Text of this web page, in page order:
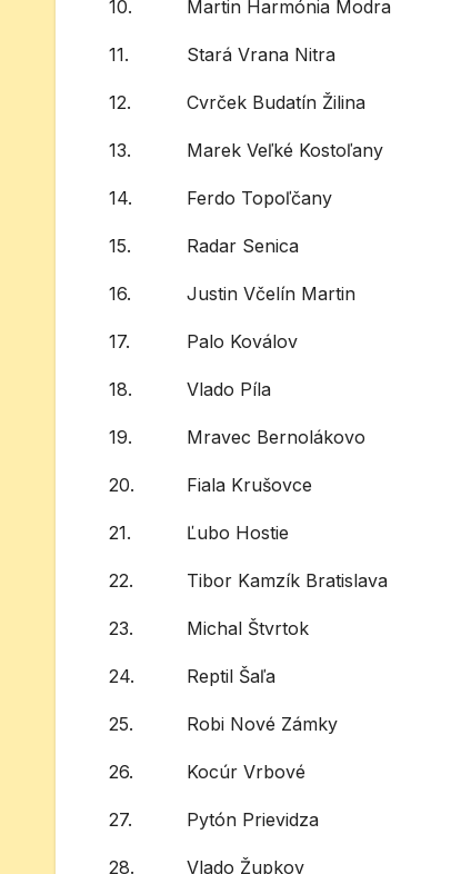
10. Martin Harmónia Modra
11. Stará Vrana Nitra
12. Cvrček Budatín Žilina
13. Marek Veľké Kostoľany
14. Ferdo Topoľčany
15. Radar Senica
16. Justin Včelín Martin
17. Palo Koválov
18. Vlado Píla
19. Mravec Bernolákovo
20. Fiala Krušovce
21. Ľubo Hostie
22. Tibor Kamzík Bratislava
23. Michal Štvrtok
24. Reptil Šaľa
25. Robi Nové Zámky
26. Kocúr Vrbové
27. Pytón Prievidza
28. Vlado Župkov